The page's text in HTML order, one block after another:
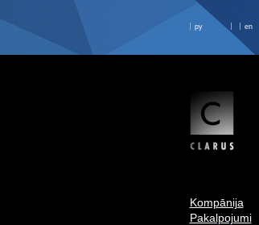
ру en
Kompānija
Pakalpojumi